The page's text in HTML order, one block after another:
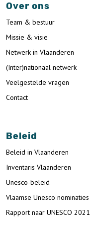
Over ons
Team & bestuur
Missie & visie
Netwerk in Vlaanderen
(Inter)nationaal netwerk
Veelgestelde vragen
Contact
Beleid
Beleid in Vlaanderen
Inventaris Vlaanderen
Unesco-beleid
Vlaamse Unesco nominaties
Rapport naar UNESCO 2021